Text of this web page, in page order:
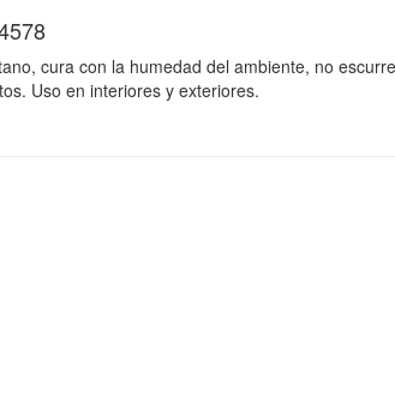
cura con la humedad del ambiente, no
Uso en interiores y exteriores.